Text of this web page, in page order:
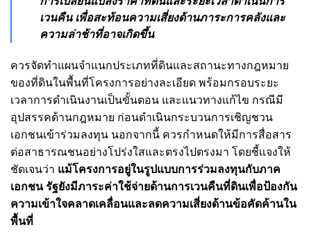
เวนคืน เพื่อสะท้อนความเสี่ยงด้านภาระการคลังและ
ความล่าช้าที่อาจเกิดขึ้น
ควรจัดทำแผนจำแนกประเภทที่ดินและสถานะทางกฎหมาย
ของที่ดินในพื้นที่โครงการอย่างละเอียด พร้อมกรอบระยะ
เวลาการดำเนินงานเป็นขั้นตอน และแนวทางแก้ไข กรณีมี
อุปสรรคด้านกฎหมาย ก่อนดำเนินกระบวนการเชิญชวน
เอกชนเข้าร่วมลงทุน นอกจากนี้ ควรกำหนดให้มีการสื่อสาร
ต่อสาธารณชนอย่างโปร่งใสและตรงไปตรงมา โดยชี้แจงให้
ชัดเจนว่า แม้โครงการอยู่ในรูปแบบการร่วมลงทุนกับภาค
เอกชน รัฐยังมีภาระค่าใช้จ่ายด้านการเวนคืนที่ดินเพื่อป้องกัน
ความเข้าใจคลาดเคลื่อนและลดความเสี่ยงด้านข้อคัดค้านใน
พื้นที่